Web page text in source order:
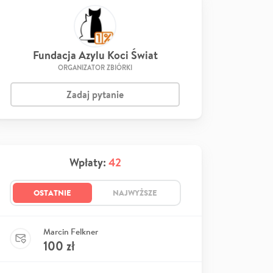
Fundacja Azylu Koci Świat
ORGANIZATOR ZBIÓRKI
Zadaj pytanie
Wpłaty: 42
OSTATNIE NAJWYŻSZE
Marcin Felkner
100 zł